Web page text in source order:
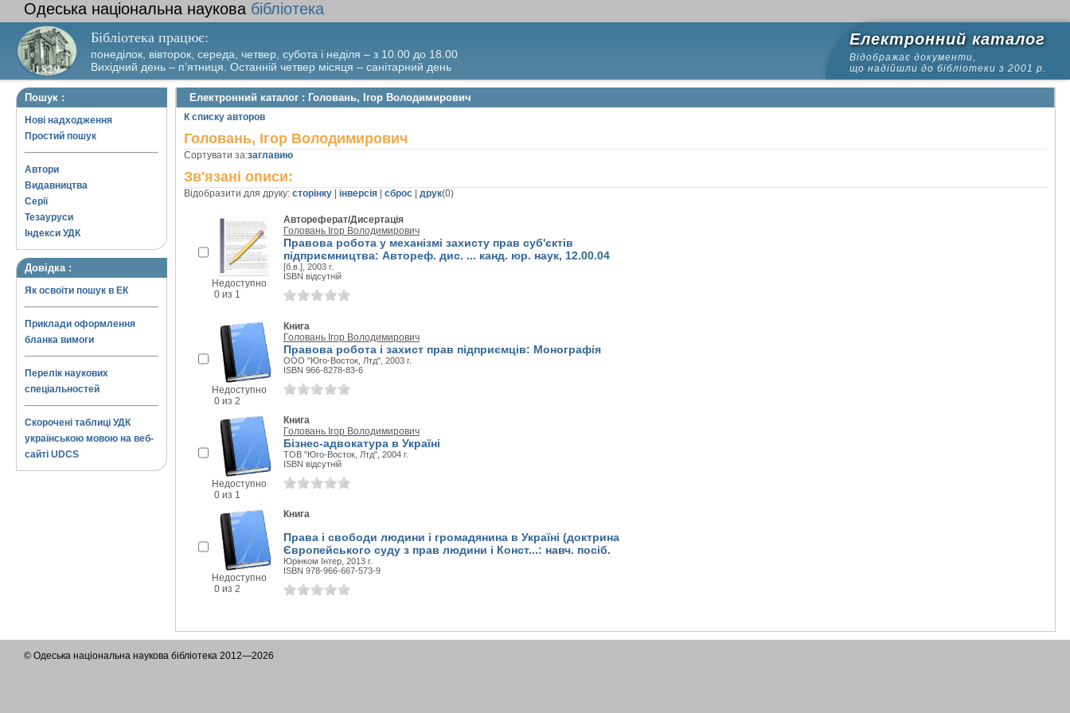
Одеська національна наукова бібліотека
Бібліотека працює:
понеділок, вівторок, середа, четвер, субота і неділя – з 10.00 до 18.00
Вихідний день – п’ятниця. Останній четвер місяця – санітарний день
Електронний каталог
Відображає документи,
що надійшли до бібліотеки з 2001 р.
Пошук :
Нові надходження
Простий пошук
Автори
Видавництва
Серії
Тезауруси
Індекси УДК
Довідка :
Як освоїти пошук в ЕК
Приклади оформлення
бланка вимоги
Перелік наукових
спеціальностей
Скорочені таблиці УДК
українською мовою на веб-
сайті UDCS
Електронний каталог : Головань, Ігор Володимирович
К списку авторов
Головань, Ігор Володимирович
Сортувати за:заглавию
Зв'язані описи:
Відобразити для друку: сторінку інверсія сброс друк(0)
Недоступно
0 из 1
Автореферат/Дисертація
Головань Ігор Володимирович
Правова робота у механізмі захисту прав суб'єктів
підприємництва: Автореф. дис. ... канд. юр. наук, 12.00.04
[б.в.], 2003 г.
ISBN відсутній
Недоступно
0 из 2
Книга
Головань Ігор Володимирович
Правова робота і захист прав підприємців: Монографія
ООО "Юго-Восток, Лтд", 2003 г.
ISBN 966-8278-83-6
Недоступно
0 из 1
Книга
Головань Ігор Володимирович
Бізнес-адвокатура в Україні
ТОВ "Юго-Восток, Лтд", 2004 г.
ISBN відсутній
Недоступно
0 из 2
Книга
Права і свободи людини і громадянина в Україні (доктрина
Європейського суду з прав людини і Конст...: навч. посіб.
Юрінком Інтер, 2013 г.
ISBN 978-966-667-573-9
© Одеська національна наукова бібліотека 2012—2026